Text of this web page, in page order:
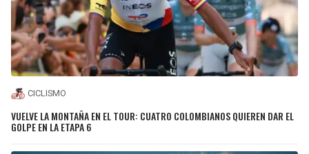
CICLISMO
VUELVE LA MONTAÑA EN EL TOUR: CUATRO COLOMBIANOS QUIEREN DAR EL
GOLPE EN LA ETAPA 6